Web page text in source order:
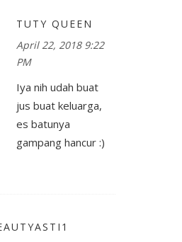
TUTY QUEEN
April 22, 2018 9:22
PM
Iya nih udah buat
jus buat keluarga,
es batunya
gampang hancur :)